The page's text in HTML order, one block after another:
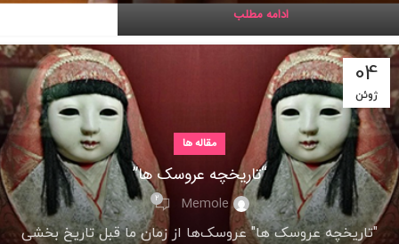
ادامه مطلب
04
ژوئن
مقاله ها
“تاریخچه عروسک ها”
Memole
2
"تاریخچه عروسک ها" عروسک‌ها از زمان ما قبل تاریخ بخشی